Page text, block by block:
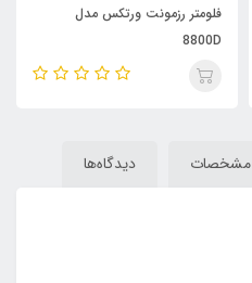
فلومتر رزمونت ورتکس مدل
8800D
مشخصات دیدگاه‌ها